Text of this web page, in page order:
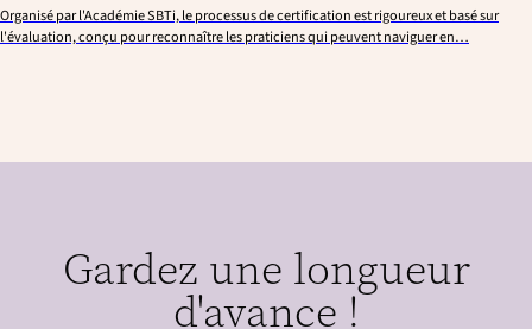
Organisé par l'Académie SBTi, le processus de certification est rigoureux et basé sur
l'évaluation, conçu pour reconnaître les praticiens qui peuvent naviguer en…
Gardez une longueur
d'avance !